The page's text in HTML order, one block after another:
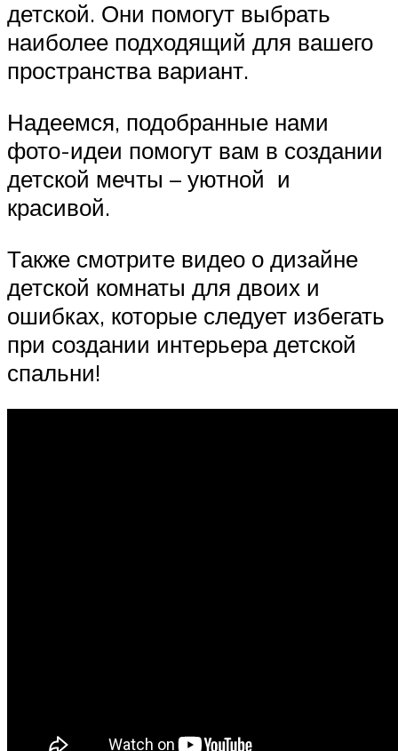
детской. Они помогут выбрать
наиболее подходящий для вашего
пространства вариант.
Надеемся, подобранные нами
фото-идеи помогут вам в создании
детской мечты – уютной и
красивой.
Также смотрите видео о дизайне
детской комнаты для двоих и
ошибках, которые следует избегать
при создании интерьера детской
спальни!